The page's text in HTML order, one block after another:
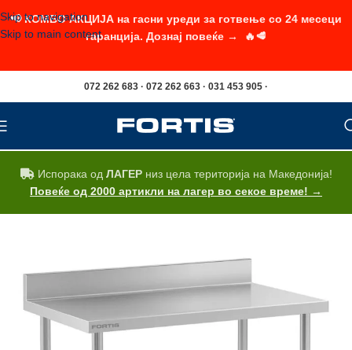
Skip to navigation
Skip to main content
072 262 683 · 072 262 663 · 031 453 905 ·
Испорака од ЛАГЕРниз цела територија на Македонија!
Повеќе од 2000 артикли на лагер во секое време! →
📢 КОМБО АКЦИЈА на гасни уреди за готвење со 24 месеци
гаранција. Дознај повеќе → 🔥🥩